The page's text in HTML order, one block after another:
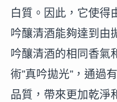
白質。因此，它使得
吟釀清酒能夠達到由
吟釀清酒的相同香氣
術”真吟拋光”，通過
品質，帶來更加乾淨